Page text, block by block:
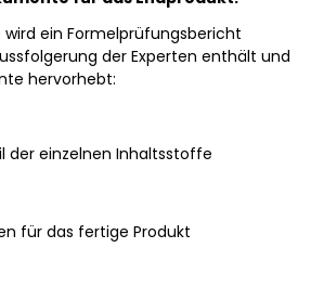
wird ein Formelprüfungsbericht
der Experten enthält und
hervorhebt:
der einzelnen Inhaltsstoffe
für das fertige Produkt